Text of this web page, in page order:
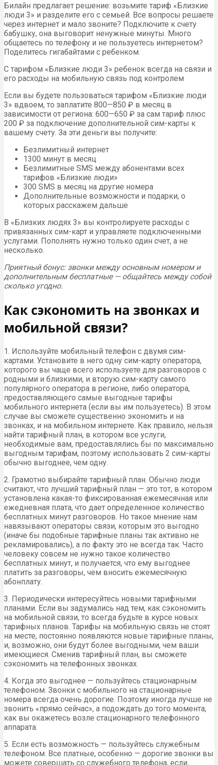
Билайн предлагает решение: возьмите тариф «Близкие
люди 3» и разделите его с семьей. Все вопросы решаете
через интернет и мало звоните? Подключите к счету
бабушку, она выговорит ненужные минуты. Много
общаетесь по телефону и не пользуетесь интернетом?
Поделитесь гигабайтами с ребенком.
С тарифом «Близкие люди 3» ребенок всегда на связи и
его расходы на мобильную связь под контролем
Если вы будете пользоваться тарифом «Близкие люди
3» вдвоем, то заплатите 800—850 ₽ в месяц в
зависимости от региона: 600—650 ₽ за сам тариф плюс
200 ₽ за подключение дополнительной сим-карты к
вашему счету. За эти деньги вы получите:
Безлимитный интернет
1300 минут в месяц
Безлимитные SMS между абонентами всех
тарифов «Близкие люди»
300 SMS в месяц на другие номера
Дополнительные возможности и подарки, о
которых расскажем дальше
В «Близких людях 3» вы контролируете расходы с
привязанных сим-карт и управляете подключенными
услугами. Пополнять нужно только один счет, а не
несколько.
Приятный бонус: звонки между основным номером и
дополнительным бесплатные — общайтесь между собой
сколько угодно.
Как сэкономить на звонках и
мобильной связи?
1. Используйте мобильный телефон с двумя сим-
картами. Установите в него одну сим-карту оператора,
которого вы чаще всего используете для разговоров с
родными и близкими, и вторую сим-карту самого
популярного оператора в регионе, либо оператора,
предоставляющего самые выгодные тарифы
мобильного интернета (если вы им пользуетесь). В этом
случае вы сможете существенно экономить и на
звонках, и на мобильном интернете. Как правило, нельзя
найти тарифный план, в котором все услуги,
необходимые вам, предоставлялись бы по максимально
выгодным тарифам, поэтому использовать 2 сим-карты
обычно выгоднее, чем одну.
2. Грамотно выбирайте тарифный план. Обычно люди
считают, что лучший тарифный план — это тот, в котором
установлена какая-то фиксированная ежемесячная или
ежедневная плата, что дает определенное количество
бесплатных минут разговоров. Но такое мнение нам
навязывают операторы связи, которым это выгодно
(иначе бы подобные тарифные планы так активно не
рекламировались), а по факту это не всегда так. Часто
человеку совсем не нужно такое количество
бесплатных минут, и получается, что ему выгоднее
платить за разговоры, чем вносить ежемесячную
абонплату.
3. Периодически интересуйтесь новыми тарифными
планами. Если вы задумались над тем, как сэкономить
на мобильной связи, то всегда будьте в курсе новых
тарифных планов. Тарифы на мобильную связь не стоят
на месте, постоянно появляются новые тарифные планы,
и, возможно, они будут более выгодными, чем ваши
имеющиеся. Сменив тарифный план, вы сможете
сэкономить на телефонных звонках.
4. Когда это выгоднее — пользуйтесь стационарным
телефоном. Звонки с мобильного на стационарные
номера всегда очень дорогие. Поэтому иногда лучше не
звонить «прямо сейчас», а подождать до того момента,
как вы окажетесь возле стационарного телефонного
аппарата.
5. Если есть возможность — пользуйтесь служебным
телефоном. Все платные, особенно — дорогие звонки вы
можете совершать со служебного телефона, если,